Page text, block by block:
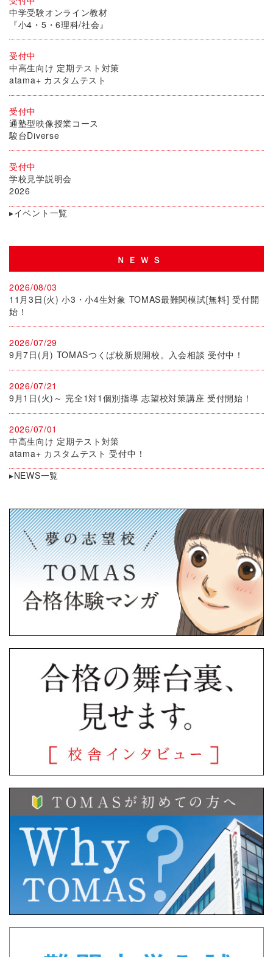
中学受験オンライン教材
『小4・5・6理科/社会』
受付中
中高生向け 定期テスト対策
atama+ カスタムテスト
受付中
通塾型映像授業コース
駿台Diverse
受付中
学校見学説明会
2026
▸イベント一覧
ＮＥＷＳ
2026/08/03
11月3日(火) 小3・小4生対象 TOMAS最難関模試[無料] 受付開
始！
2026/07/29
9月7日(月) TOMASつくば校新規開校。入会相談 受付中！
2026/07/21
9月1日(火)～ 完全1対1個別指導 志望校対策講座 受付開始！
2026/07/01
中高生向け 定期テスト対策
atama+ カスタムテスト 受付中！
▸NEWS一覧